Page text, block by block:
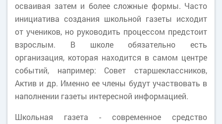
осваивая затем и более сложные формы. Часто
инициатива создания школьной газеты исходит
от учеников, но руководить процессом предстоит
взрослым. В школе обязательно есть
организация, которая находится в самом центре
событий, например: Совет старшеклассников,
Актив и др. Именно ее члены будут участвовать в
наполнении газеты интересной информацией.
Школьная газета - современное средство